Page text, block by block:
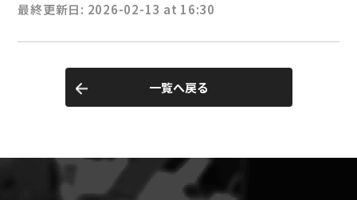
最終更新日: 2026-02-13 at 16:30
一覧へ戻る